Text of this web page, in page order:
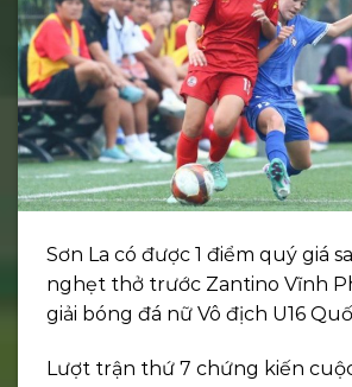
Sơn La có được 1 điểm quý giá
nghẹt thở trước Zantino Vĩnh
giải bóng đá nữ Vô địch U16
Lượt trận thứ 7 chứng kiến